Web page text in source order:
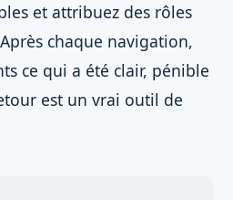
et attribuez des rôles
chaque navigation,
ce qui a été clair, pénible
est un vrai outil de